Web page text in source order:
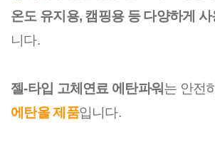
온도 유지용, 캠핑용 등 다양하게 사
니다.
젤-타입 고체연료 에탄파워는 안전
에탄올 제품입니다.